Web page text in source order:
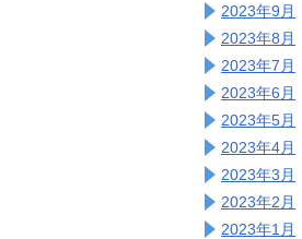
2023年9月
2023年8月
2023年7月
2023年6月
2023年5月
2023年4月
2023年3月
2023年2月
2023年1月